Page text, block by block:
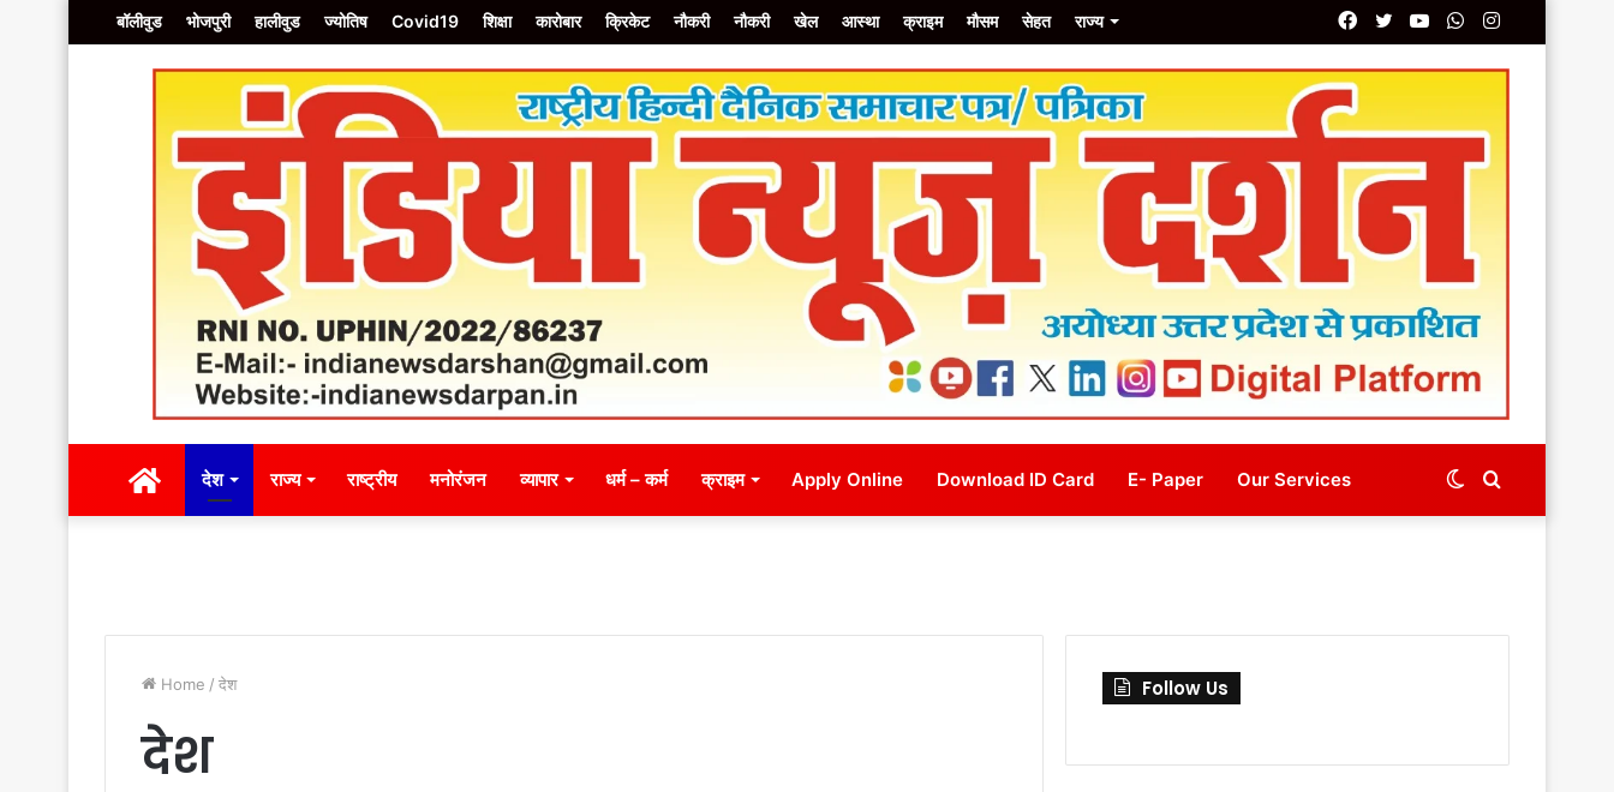
बॉलीवुड भोजपुरी हालीवुड ज्योतिष Covid19 शिक्षा कारोबार क्रिकेट नौकरी नौकरी खेल आस्था क्राइम मौसम सेहत राज्य Instagram
Whatsapp
YouTube
Twitter
Facebook
होम देश राज्य राष्ट्रीय मनोरंजन व्यापार धर्म – कर्म क्राइम Apply Online Download ID Card E- Paper Our Services Search
Switch
होम राज्य व्यापार सम्पादकीय Apply Online E- Magazine Our Services
Home / देश
देश
Follow Us